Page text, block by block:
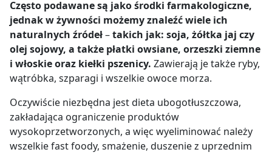
Często podawane są jako środki farmakologiczne,
jednak w żywności możemy znaleźć wiele ich
naturalnych źródeł–takich jak: soja, żółtka jaj czy
olej sojowy, a także płatki owsiane, orzeszki ziemne
i włoskie oraz kiełki pszenicy. Zawierają je także ryby,
wątróbka, szparagi i wszelkie owoce morza.
Oczywiście niezbędna jest dieta ubogotłuszczowa,
zakładająca ograniczenie produktów
wysokoprzetworzonych, a więc wyeliminować należy
wszelkie fast foody, smażenie, duszenie z uprzednim